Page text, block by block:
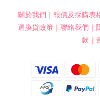
關於我們 ｜ 報價及採購表
退換貨政策 ｜ 聯絡我們 ｜
款 ｜